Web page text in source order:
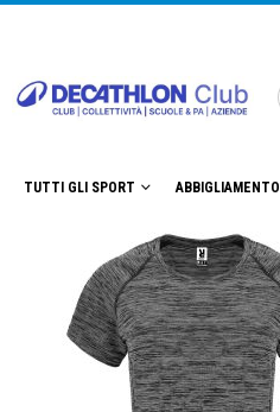
TUTTI GLI SPORT ABBIGLIAMENTO